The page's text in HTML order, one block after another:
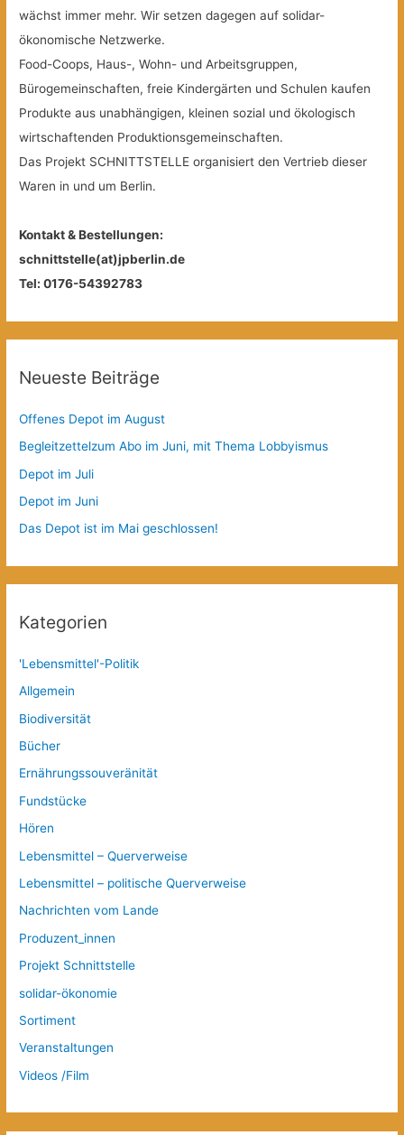
wächst immer mehr. Wir setzen dagegen auf solidar-
ökonomische Netzwerke.
Food-Coops, Haus-, Wohn- und Arbeitsgruppen,
Bürogemeinschaften, freie Kindergärten und Schulen kaufen
Produkte aus unabhängigen, kleinen sozial und ökologisch
wirtschaftenden Produktionsgemeinschaften.
Das Projekt SCHNITTSTELLE organisiert den Vertrieb dieser
Waren in und um Berlin.
Kontakt & Bestellungen:
schnittstelle(at)jpberlin.de
Tel: 0176-54392783
Neueste Beiträge
Offenes Depot im August
Begleitzettelzum Abo im Juni, mit Thema Lobbyismus
Depot im Juli
Depot im Juni
Das Depot ist im Mai geschlossen!
Kategorien
'Lebensmittel'-Politik
Allgemein
Biodiversität
Bücher
Ernährungssouveränität
Fundstücke
Hören
Lebensmittel – Querverweise
Lebensmittel – politische Querverweise
Nachrichten vom Lande
Produzent_innen
Projekt Schnittstelle
solidar-ökonomie
Sortiment
Veranstaltungen
Videos /Film